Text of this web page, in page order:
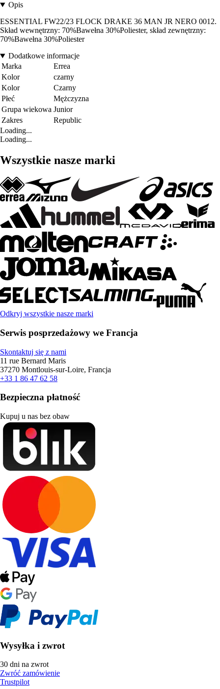
Opis
ESSENTIAL FW22/23 FLOCK DRAKE 36 MAN JR NERO 0012.
Skład wewnętrzny: 70%Bawełna 30%Poliester, skład zewnętrzny:
70%Bawełna 30%Poliester
Dodatkowe informacje
Marka
Errea
Kolor
czarny
Kolor
Czarny
Płeć
Mężczyzna
Grupa wiekowa Junior
Zakres
Republic
Loading...
Loading...
Wszystkie nasze marki
Odkryj wszystkie nasze marki
Serwis posprzedażowy we Francja
Skontaktuj się z nami
11 rue Bernard Maris
37270 Montlouis-sur-Loire, Francja
+33 1 86 47 62 58
Bezpieczna płatność
Kupuj u nas bez obaw
Wysyłka i zwrot
30 dni na zwrot
Zwróć zamówienie
Trustpilot